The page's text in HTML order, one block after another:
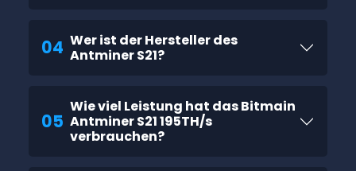
04 Wer ist der Hersteller des
Antminer S21?
05
Wie viel Leistung hat das Bitmain
Antminer S21 195TH/s
verbrauchen?